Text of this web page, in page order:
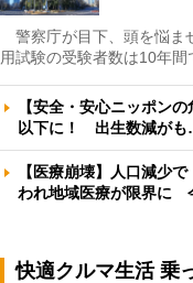
警察庁が目下、頭を悩ま
用試験の受験者数は10年間
【安全・安心ニッポン
以下に！ 出生数減が
【医療崩壊】人口減少
われ地域医療が限界に
快適クルマ生活 乗